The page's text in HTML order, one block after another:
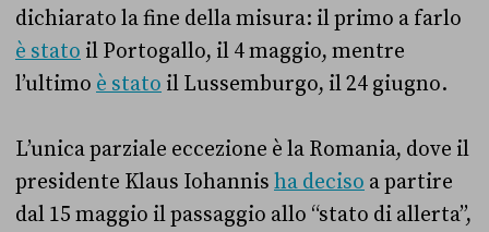
dichiarato la fine della misura: il primo a farlo
è stato il Portogallo, il 4 maggio, mentre
l’ultimo è stato il Lussemburgo, il 24 giugno.
L’unica parziale eccezione è la Romania, dove il
presidente Klaus Iohannis ha deciso a partire
dal 15 maggio il passaggio allo “stato di allerta”,